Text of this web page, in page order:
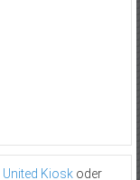
United Kioskoder